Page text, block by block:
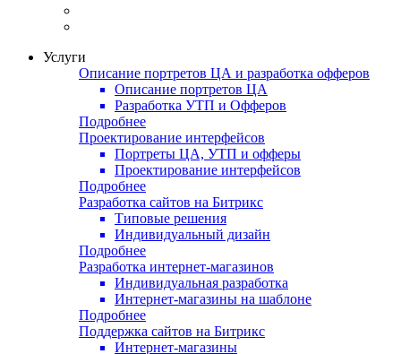
Услуги
Описание портретов ЦА и разработка офферов
Описание портретов ЦА
Разработка УТП и Офферов
Подробнее
Проектирование интерфейсов
Портреты ЦА, УТП и офферы
Проектирование интерфейсов
Подробнее
Разработка сайтов на Битрикс
Типовые решения
Индивидуальный дизайн
Подробнее
Разработка интернет-магазинов
Индивидуальная разработка
Интернет-магазины на шаблоне
Подробнее
Поддержка сайтов на Битрикс
Интернет-магазины